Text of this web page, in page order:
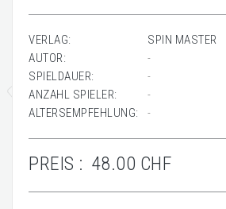
VERLAG:
SPIN MASTER
AUTOR:
-
SPIELDAUER:
-
ANZAHL SPIELER:
-
ALTERSEMPFEHLUNG:
-
PREIS : 48.00 CHF